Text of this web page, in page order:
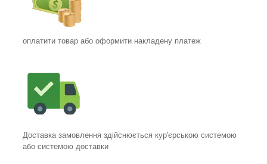
оплатити товар або оформити накладену платеж
Доставка замовлення здійснюється кур'єрською системою
або системою доставки